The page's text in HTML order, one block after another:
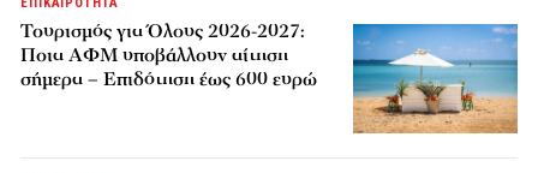
Τουρισμός για Όλους 2026-2027:
Ποια ΑΦΜ υποβάλλουν αίτηση
σήμερα – Επιδότηση έως 600 ευρώ